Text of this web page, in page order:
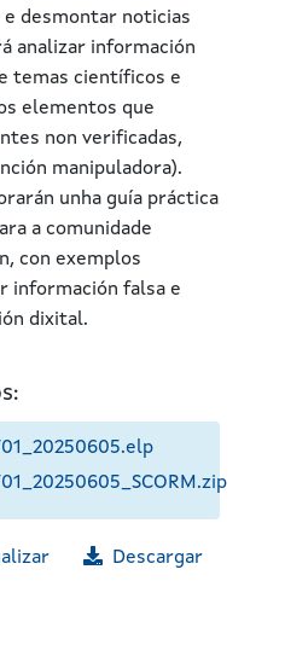
desmontar noticias
analizar información
temas científicos e
elementos que
non verificadas,
manipuladora).
unha guía práctica
a comunidade
con exemplos
información falsa e
dixital.
Descargar